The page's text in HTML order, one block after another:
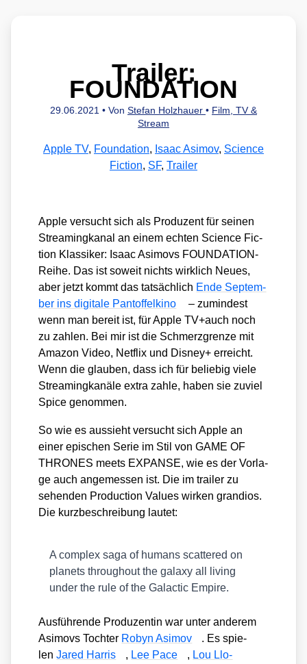
Trailer:
FOUNDATION
29.06.2021 • Von Stefan Holzhauer • Film, TV &
Stream
Apple TV, Foundation, Isaac Asimov, Science
Fiction, SF, Trailer
Apple ver­sucht sich als Pro­du­zent für sei­nen
Strea­ming­ka­nal an einem ech­ten Sci­ence Fic­
tion Klas­si­ker: Isaac Asi­movs FOUN­DA­TI­ON-
Rei­he. Das ist soweit nichts wirk­lich Neu­es,
aber jetzt kommt das tat­säch­lich Ende Sep­tem­
ber ins digi­ta­le Pan­tof­fel­ki­no
– zumin­dest
wenn man bereit ist, für Apple TV+auch noch
zu zah­len. Bei mir ist die Schmerz­gren­ze mit
Ama­zon Video, Net­flix und Dis­ney+ erreicht.
Wenn die glau­ben, dass ich für belie­big vie­le
Strea­ming­ka­nä­le extra zah­le, haben sie zuviel
Spi­ce genom­men.
So wie es aus­sieht ver­sucht sich Apple an
einer epi­schen Serie im Stil von GAME OF
THRONES meets EXPANSE, wie es der Vor­la­
ge auch ange­mes­sen ist. Die im trai­ler zu
sehen­den Pro­duc­tion Values wir­ken gran­di­os.
Die kurz­be­schrei­bung lau­tet:
A com­plex saga of humans scat­te­red on
pla­nets throug­hout the gala­xy all living
under the rule of the Galac­tic Empire.
Aus­füh­ren­de Pro­du­zen­tin war unter ande­rem
Asi­movs Toch­ter Robyn Asi­mov
. Es spie­
lenJared Har­ris , Lee Pace , Lou Llo­